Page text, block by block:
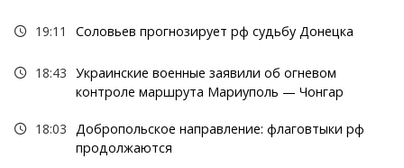
19:11 Соловьев прогнозирует рф судьбу Донецка
18:43 Украинские военные заявили об огневом
контроле маршрута Мариуполь — Чонгар
18:03 Добропольское направление: флаговтыки рф
продолжаются